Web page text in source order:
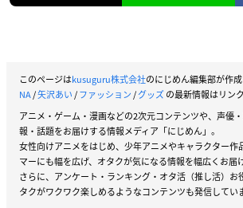
このページはkusuguru株式会社のにじめん編集部が作
NA/矢沢あい/ファッション/グッズの最新情報はリン
アニメ・ゲーム・漫画などの2次元コンテンツや、声優
報・話題をお届けする情報メディア「にじめん」。
女性向けアニメをはじめ、少年アニメやキャラクター作
マーにも幅を広げ、オタクが気になる情報を幅広くお届
さらに、アンケート・ランキング・オタ活（推し活）お
タクがワクワク楽しめるようなコンテンツも発信してい